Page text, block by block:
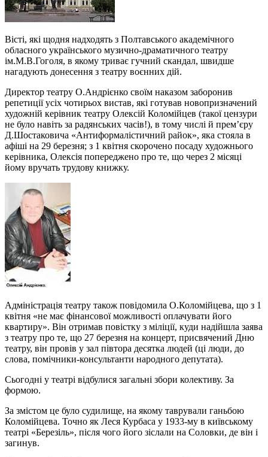
Вісті, які щодня надходять з Полтавського академічного
обласного українського музично-драматичного театру
ім.М.В.Гоголя, в якому триває гучний скандал, швидше
нагадують донесення з театру воєнних дій.
Директор театру О.Андрієнко своїм наказом заборонив
репетиції усіх чотирьох вистав, які готував новопризначений
художній керівник театру Олексій Коломійцев (такої цензури
не було навіть за радянських часів!), в тому числі й прем’єру
Д.Шостаковича «Антиформалістичний райок», яка стояла в
афіші на 29 березня; з 1 квітня скорочено посаду художнього
керівника, Олексія попереджено про те, що через 2 місяці
йому вручать трудову книжку.
Адміністрація театру також повідомила О.Коломійцева, що з 1
квітня «не має фінансової можливості оплачувати його
квартиру». Він отримав повістку з міліції, куди надійшла заява
з театру про те, що 27 березня на концерт, присвячений Дню
театру, він провів у зал півтора десятка людей (ці люди, до
слова, помічники-консультанти народного депутата).
Сьогодні у театрі відбулися загальні збори колективу. За
формою.
За змістом це було судилище, на якому таврували ганьбою
Коломійцева. Точно як Леся Курбаса у 1933-му в київському
театрі «Березіль», після чого його зіслали на Соловки, де він і
загинув.